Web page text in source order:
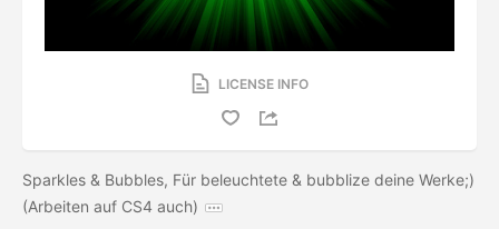
LICENSE INFO
Sparkles & Bubbles, Für beleuchtete & bubblize deine Werke;)
(Arbeiten auf CS4 auch)